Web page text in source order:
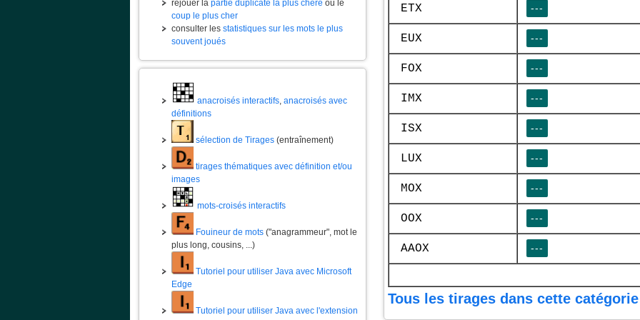
rejouer la partie duplicate la plus chère ou le
coup le plus cher
consulter les statistiques sur les mots le plus
souvent joués
anacroisés interactifs, anacroisés avec
définitions
sélection de Tirages (entraînement)
tirages thématiques avec définition et/ou
images
mots-croisés interactifs
Fouineur de mots ("anagrammeur", mot le
plus long, cousins, ...)
Tutoriel pour utiliser Java avec Microsoft
Edge
Tutoriel pour utiliser Java avec l'extension
ETX ---
EUX ---
FOX ---
IMX ---
ISX ---
LUX ---
MOX ---
OOX ---
AAOX ---
Tous les tirages dans cette catégorie